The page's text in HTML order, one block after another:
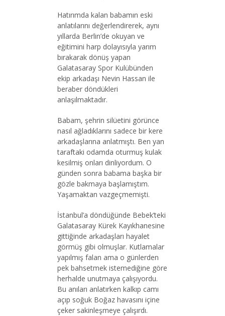
Hatırımda kalan babamın eski
anlatılarını değerlendirerek, aynı
yıllarda Berlin’de okuyan ve
eğitimini harp dolayısıyla yarım
bırakarak dönüş yapan
Galatasaray Spor Kulübünden
ekip arkadaşı Nevin Hassan ile
beraber döndükleri
anlaşılmaktadır.
Babam, şehrin silüetini görünce
nasıl ağladıklarını sadece bir kere
arkadaşlarına anlatmıştı. Ben yan
taraftaki odamda oturmuş kulak
kesilmiş onları dinliyordum. O
günden sonra babama başka bir
gözle bakmaya başlamıştım.
Yaşamaktan vazgeçmemişti.
İstanbul’a döndüğünde Bebek’teki
Galatasaray Kürek Kayıkhanesine
gittiğinde arkadaşları hayalet
görmüş gibi olmuşlar. Kutlamalar
yapılmış falan ama o günlerden
pek bahsetmek istemediğine göre
herhalde unutmaya çalışıyordu.
Bu anıları anlatırken kalkıp camı
açıp soğuk Boğaz havasını içine
çeker sakinleşmeye çalışırdı.